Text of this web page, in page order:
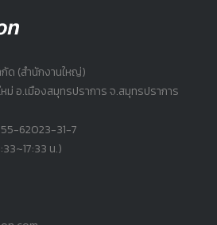
ด (สำนักงานใหญ่)
ม่ อ.เมืองสมุทรปราการ จ.สมุทรปราการ
62023-31-7
น.)